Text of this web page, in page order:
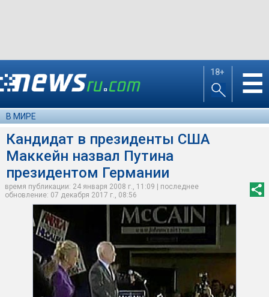
18+ ☰
В МИРЕ
Кандидат в президенты США
Маккейн назвал Путина
президентом Германии
время публикации: 24 января 2008 г., 11:09 | последнее
обновление: 07 декабря 2017 г., 08:56